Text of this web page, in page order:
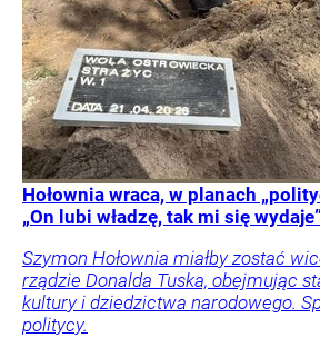
Hołownia wraca, w planach
„On lubi władzę, tak mi się
Szymon Hołownia miałby zostać
rządzie Donalda Tuska, obejmując
kultury i dziedzictwa narodowego.
politycy.